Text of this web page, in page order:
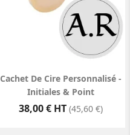
Cachet De Cire Personnalisé -
Initiales & Point
Prix
38,00 € HT (45,60 €)